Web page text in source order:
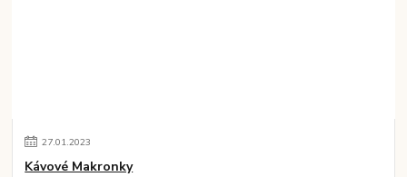
27.01.2023
Kávové Makronky